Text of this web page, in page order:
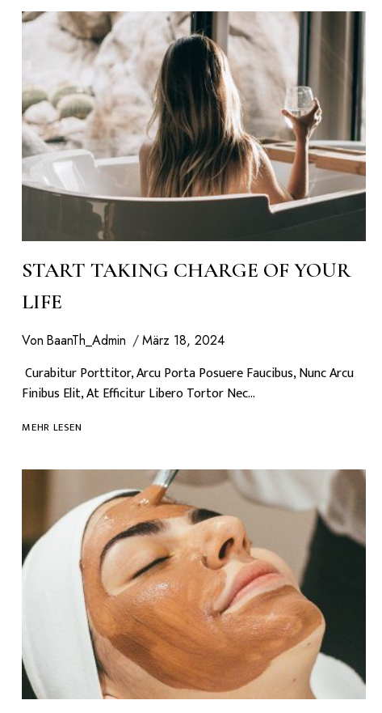
START TAKING CHARGE OF YOUR
LIFE
Von BaanTh_Admin März 18, 2024
Curabitur Porttitor, Arcu Porta Posuere Faucibus, Nunc Arcu
Finibus Elit, At Efficitur Libero Tortor Nec…
MEHR LESEN
OF
YOUR
LIFE